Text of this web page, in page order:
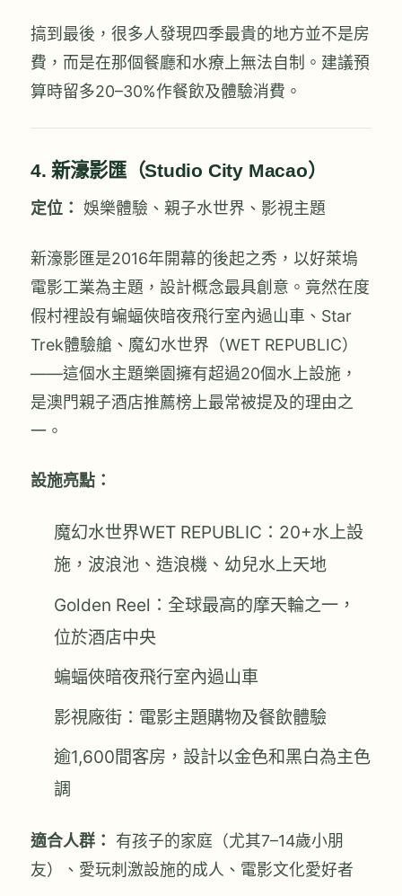
搞到最後，很多人發現四季最貴的地方並不是房
費，而是在那個餐廳和水療上無法自制。建議預
算時留多20–30%作餐飲及體驗消費。
4. 新濠影匯（Studio City Macao）
定位： 娛樂體驗、親子水世界、影視主題
新濠影匯是2016年開幕的後起之秀，以好萊塢
電影工業為主題，設計概念最具創意。竟然在度
假村裡設有蝙蝠俠暗夜飛行室內過山車、Star
Trek體驗艙、魔幻水世界（WET REPUBLIC）
——這個水主題樂園擁有超過20個水上設施，
是澳門親子酒店推薦榜上最常被提及的理由之
一。
設施亮點：
魔幻水世界WET REPUBLIC：20+水上設
施，波浪池、造浪機、幼兒水上天地
Golden Reel：全球最高的摩天輪之一，
位於酒店中央
蝙蝠俠暗夜飛行室內過山車
影視廠街：電影主題購物及餐飲體驗
逾1,600間客房，設計以金色和黑白為主色
調
適合人群：
有孩子的家庭（尤其7–14歲小朋
友）、愛玩刺激設施的成人、電影文化愛好者